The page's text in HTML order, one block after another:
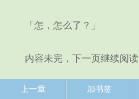
「怎，怎么了？」
内容未完，下一页继续阅读
上一章 加书签